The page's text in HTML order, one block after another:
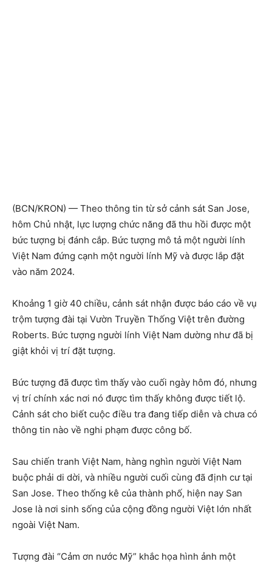
(BCN/KRON) — Theo thông tin từ sở cảnh sát San Jose,
hôm Chủ nhật, lực lượng chức năng đã thu hồi được một
bức tượng bị đánh cắp. Bức tượng mô tả một người lính
Việt Nam đứng cạnh một người lính Mỹ và được lắp đặt
vào năm 2024.
Khoảng 1 giờ 40 chiều, cảnh sát nhận được báo cáo về vụ
trộm tượng đài tại Vườn Truyền Thống Việt trên đường
Roberts. Bức tượng người lính Việt Nam dường như đã bị
giật khỏi vị trí đặt tượng.
Bức tượng đã được tìm thấy vào cuối ngày hôm đó, nhưng
vị trí chính xác nơi nó được tìm thấy không được tiết lộ.
Cảnh sát cho biết cuộc điều tra đang tiếp diễn và chưa có
thông tin nào về nghi phạm được công bố.
Sau chiến tranh Việt Nam, hàng nghìn người Việt Nam
buộc phải di dời, và nhiều người cuối cùng đã định cư tại
San Jose. Theo thống kê của thành phố, hiện nay San
Jose là nơi sinh sống của cộng đồng người Việt lớn nhất
ngoài Việt Nam.
Tượng đài “Cảm ơn nước Mỹ” khắc họa hình ảnh một